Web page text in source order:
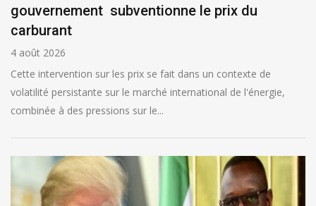
gouvernement subventionne le prix du
carburant
4 août 2026
Cette intervention sur les prix se fait dans un contexte de
volatilité persistante sur le marché international de l'énergie,
combinée à des pressions sur le...